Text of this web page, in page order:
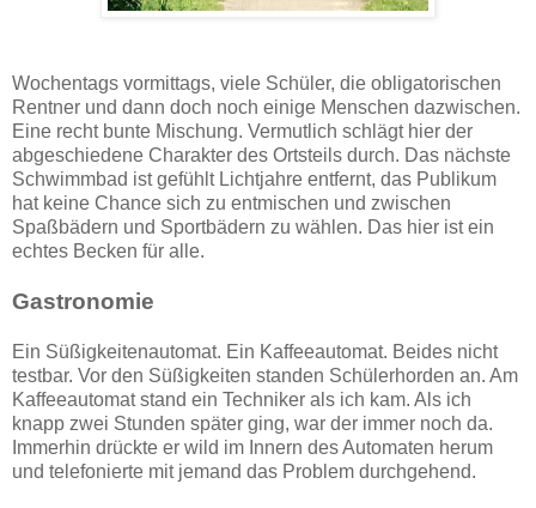
Wochentags vormittags, viele Schüler, die obligatorischen
Rentner und dann doch noch einige Menschen dazwischen.
Eine recht bunte Mischung. Vermutlich schlägt hier der
abgeschiedene Charakter des Ortsteils durch. Das nächste
Schwimmbad ist gefühlt Lichtjahre entfernt, das Publikum
hat keine Chance sich zu entmischen und zwischen
Spaßbädern und Sportbädern zu wählen. Das hier ist ein
echtes Becken für alle.
Gastronomie
Ein Süßigkeitenautomat. Ein Kaffeeautomat. Beides nicht
testbar. Vor den Süßigkeiten standen Schülerhorden an. Am
Kaffeeautomat stand ein Techniker als ich kam. Als ich
knapp zwei Stunden später ging, war der immer noch da.
Immerhin drückte er wild im Innern des Automaten herum
und telefonierte mit jemand das Problem durchgehend.